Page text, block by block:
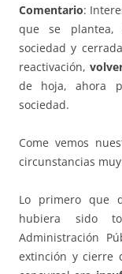
Comentario:
que se plantea,
sociedad y
reactivación,
de hoja, ahora
sociedad.
Come vemos
circunstancias
Lo primero que
hubiera sido
Administración
extinción y cierre